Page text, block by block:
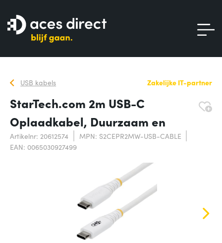
USB kabels Zakelijke IT-partner
StarTech.com 2m USB-C
Oplaadkabel, Duurzaam en
Artikelnr: 20612574
MPN: S2CEPR2MW-USB-CABLE
EAN: 0065030927499